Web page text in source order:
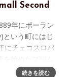
Second
年にポーラン
という町にはじ
にチェコスロバ
続きを読む